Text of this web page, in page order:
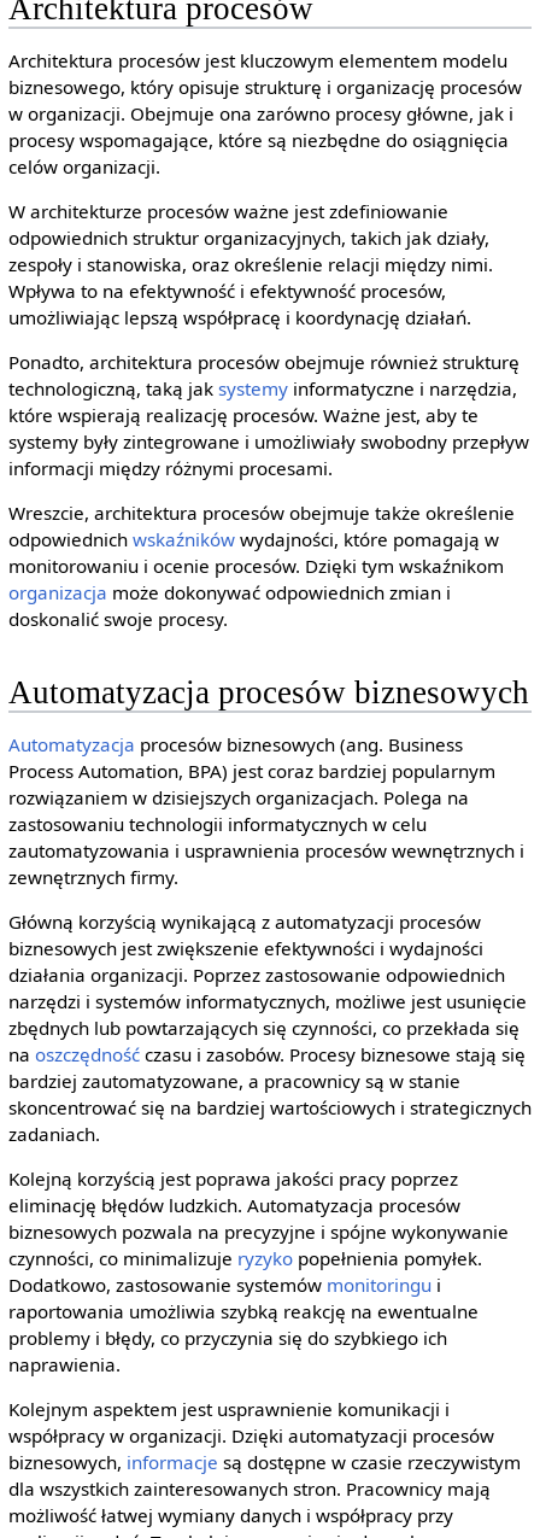
Architektura procesów
Architektura procesów jest kluczowym elementem modelu
biznesowego, który opisuje strukturę i organizację procesów
w organizacji. Obejmuje ona zarówno procesy główne, jak i
procesy wspomagające, które są niezbędne do osiągnięcia
celów organizacji.
W architekturze procesów ważne jest zdefiniowanie
odpowiednich struktur organizacyjnych, takich jak działy,
zespoły i stanowiska, oraz określenie relacji między nimi.
Wpływa to na efektywność i efektywność procesów,
umożliwiając lepszą współpracę i koordynację działań.
Ponadto, architektura procesów obejmuje również strukturę
technologiczną, taką jak systemyinformatyczne i narzędzia,
które wspierają realizację procesów. Ważne jest, aby te
systemy były zintegrowane i umożliwiały swobodny przepływ
informacji między różnymi procesami.
Wreszcie, architektura procesów obejmuje także określenie
odpowiednich wskaźnikówwydajności, które pomagają w
monitorowaniu i ocenie procesów. Dzięki tym wskaźnikom
organizacja może dokonywać odpowiednich zmian i
doskonalić swoje procesy.
Automatyzacja procesów biznesowych
Automatyzacja procesów biznesowych (ang. Business
Process Automation, BPA) jest coraz bardziej popularnym
rozwiązaniem w dzisiejszych organizacjach. Polega na
zastosowaniu technologii informatycznych w celu
zautomatyzowania i usprawnienia procesów wewnętrznych i
zewnętrznych firmy.
Główną korzyścią wynikającą z automatyzacji procesów
biznesowych jest zwiększenie efektywności i wydajności
działania organizacji. Poprzez zastosowanie odpowiednich
narzędzi i systemów informatycznych, możliwe jest usunięcie
zbędnych lub powtarzających się czynności, co przekłada się
na oszczędnośćczasu i zasobów. Procesy biznesowe stają się
bardziej zautomatyzowane, a pracownicy są w stanie
skoncentrować się na bardziej wartościowych i strategicznych
zadaniach.
Kolejną korzyścią jest poprawa jakości pracy poprzez
eliminację błędów ludzkich. Automatyzacja procesów
biznesowych pozwala na precyzyjne i spójne wykonywanie
czynności, co minimalizuje ryzykopopełnienia pomyłek.
Dodatkowo, zastosowanie systemów monitoringu i
raportowania umożliwia szybką reakcję na ewentualne
problemy i błędy, co przyczynia się do szybkiego ich
naprawienia.
Kolejnym aspektem jest usprawnienie komunikacji i
współpracy w organizacji. Dzięki automatyzacji procesów
biznesowych, informacje są dostępne w czasie rzeczywistym
dla wszystkich zainteresowanych stron. Pracownicy mają
możliwość łatwej wymiany danych i współpracy przy